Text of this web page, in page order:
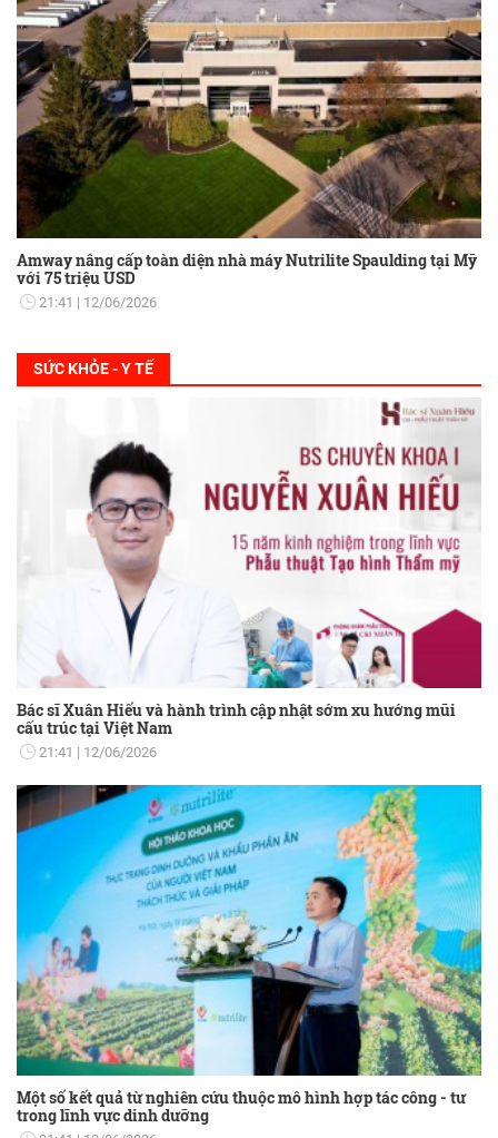
Amway nâng cấp toàn diện nhà máy Nutrilite Spaulding tại Mỹ
với 75 triệu USD
21:41 12/06/2026
SỨC KHỎE - Y TẾ
Bác sĩ Xuân Hiếu và hành trình cập nhật sớm xu hướng mũi
cấu trúc tại Việt Nam
21:41 12/06/2026
Một số kết quả từ nghiên cứu thuộc mô hình hợp tác công - tư
trong lĩnh vực dinh dưỡng